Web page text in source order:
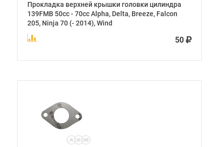
Прокладка верхней крышки головки цилиндра
139FMB 50cc - 70cc Alpha, Delta, Breeze, Falcon
205, Ninja 70 (- 2014), Wind
50